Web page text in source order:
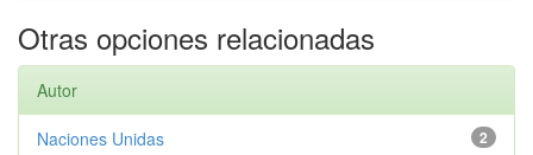
Otras opciones relacionadas
Autor
2
Naciones Unidas